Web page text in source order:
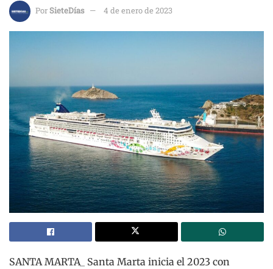
PorSieteDías 4 de enero de 2023
SANTA MARTA_ Santa Marta inicia el 2023 con